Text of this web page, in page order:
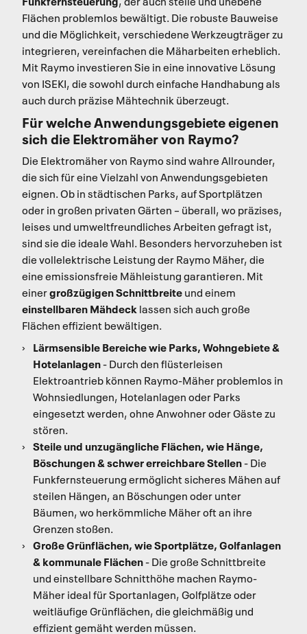
Flächen problemlos bewältigt. Die robuste Bauweise
und die Möglichkeit, verschiedene Werkzeugträger zu
integrieren, vereinfachen die Mäharbeiten erheblich.
Mit Raymo investieren Sie in eine innovative Lösung
von ISEKI, die sowohl durch einfache Handhabung als
auch durch präzise Mähtechnik überzeugt.
Für welche Anwendungsgebiete eigenen
sich die Elektromäher von Raymo?
Die Elektromäher von Raymo sind wahre Allrounder,
die sich für eine Vielzahl von Anwendungsgebieten
eignen. Ob in städtischen Parks, auf Sportplätzen
oder in großen privaten Gärten – überall, wo präzises,
leises und umweltfreundliches Arbeiten gefragt ist,
sind sie die ideale Wahl. Besonders hervorzuheben ist
die vollelektrische Leistung der Raymo Mäher, die
eine emissionsfreie Mähleistung garantieren. Mit
einergroßzügigen Schnittbreiteund einem
einstellbaren Mähdeck lassen sich auch große
Flächen effizient bewältigen.
Lärmsensible Bereiche wie Parks, Wohngebiete &
Hotelanlagen- Durch den flüsterleisen
Elektroantrieb können Raymo-Mäher problemlos in
Wohnsiedlungen, Hotelanlagen oder Parks
eingesetzt werden, ohne Anwohner oder Gäste zu
stören.
Steile und unzugängliche Flächen, wie Hänge,
Böschungen & schwer erreichbare Stellen- Die
Funkfernsteuerung ermöglicht sicheres Mähen auf
steilen Hängen, an Böschungen oder unter
Bäumen, wo herkömmliche Mäher oft an ihre
Grenzen stoßen.
Große Grünflächen, wie Sportplätze, Golfanlagen
& kommunale Flächen- Die große Schnittbreite
und einstellbare Schnitthöhe machen Raymo-
Mäher ideal für Sportanlagen, Golfplätze oder
weitläufige Grünflächen, die gleichmäßig und
effizient gemäht werden müssen.